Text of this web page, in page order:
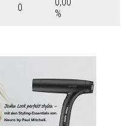
0
%